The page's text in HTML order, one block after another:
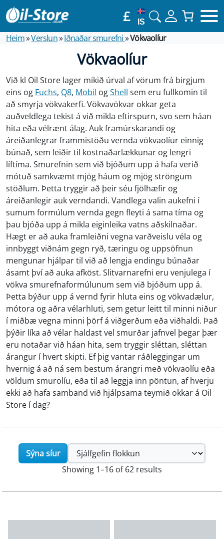
£ IS
Heim»Verslun»Iðnaðar smurefni»Vökvaolíur
Vökvaolíur
Við kl Oil Store lager mikið úrval af vörum frá birgjum
eins og Fuchs, Q8, Mobil ogShell sem eru fullkomin til
að smyrja vökvakerfi. Vökvavökvar okkar geta
auðveldlega tekist á við mikla eftirspurn, svo sem háan
hita eða vélrænt álag. Auk framúrskarandi og
áreiðanlegrar frammistöðu vernda vökvaolíur einnig
búnað, sem leiðir til kostnaðarlækkunar og lengri
líftíma. Smurefnin sem við bjóðum upp á hafa verið
mótuð samkvæmt mjög háum og mjög ströngum
stöðlum. Þetta tryggir að þeir séu fjölhæfir og
áreiðanlegir auk verndandi. Vandlega valin aukefni í
sumum formúlum vernda gegn fleyti á sama tíma og
þau bjóða upp á mikla eiginleika vatns aðskilnaðar.
Hægt er að auka framleiðni vegna varðveislu véla og
innbyggt viðnám gegn ryð, tæringu og uppsöfnun
mengunar hjálpar til við að lengja endingu búnaðar
ásamt því að auka afköst. Slitvarnarefni eru venjulega í
vökva smurefnaformúlunum sem við bjóðum upp á.
Þetta býður upp á vernd fyrir hluta eins og vökvadælur,
mótora og aðra vélarhluti, sem getur leitt til minni niður
í miðbæ vegna minni þörf á viðgerðum eða viðhaldi. Það
þýðir líka að vélar haldast vel smurðar jafnvel þegar þær
eru notaðar við háan hita, sem tryggir sléttan, sléttan
árangur í hvert skipti. Ef þig vantar ráðleggingar um
hvernig á að ná sem bestum árangri með vökvaolíu eða
völdum smurolíu, eða til að leggja inn pöntun, af hverju
ekki að hafa samband við hjálpsama teymið okkar á Oil
Store í dag?
Sýna síur
Showing 1–16 of 62 results